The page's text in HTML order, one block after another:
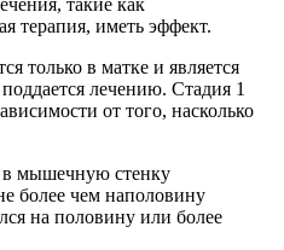
терапия, иметь эффект.
только в матке и является
лечению. Стадия 1
от того, насколько
мышечную стенку
более чем наполовину
на половину или более